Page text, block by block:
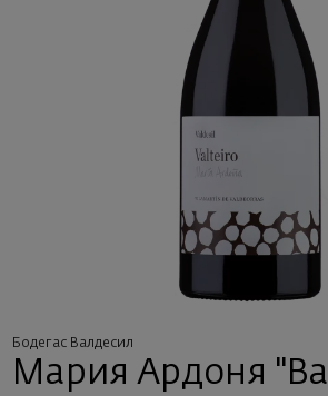
Бодегас Валдесил
Мария Ардоня